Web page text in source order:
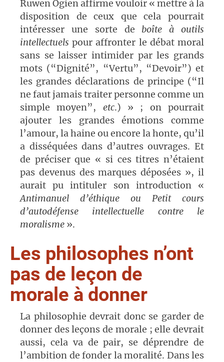
Ruwen Ogien affirme vouloir « mettre à la
disposition de ceux que cela pourrait
intéresser une sorte de boîte à outils
intellectuels pour affronter le débat moral
sans se laisser intimider par les grands
mots (“Dignité”, “Vertu”, “Devoir”) et
les grandes déclarations de principe (“Il
ne faut jamais traiter personne comme un
simple moyen”, etc.) » ; on pourrait
ajouter les grandes émotions comme
l’amour, la haine ou encore la honte, qu’il
a disséquées dans d’autres ouvrages. Et
de préciser que « si ces titres n’étaient
pas devenus des marques déposées », il
aurait pu intituler son introduction «
Antimanuel d’éthique ou Petit cours
d’autodéfense intellectuelle contre le
moralisme ».
Les philosophes n’ont
pas de leçon de
morale à donner
La philosophie devrait donc se garder de
donner des leçons de morale ; elle devrait
aussi, cela va de pair, se déprendre de
l’ambition de fonder la moralité. Dans les